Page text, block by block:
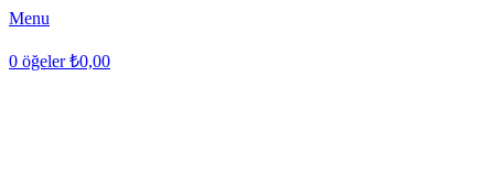
Menu
0 öğeler ₺0,00